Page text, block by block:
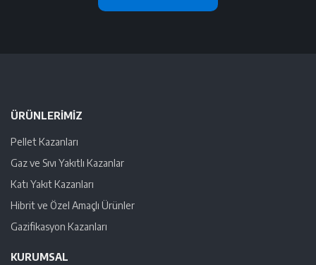
ÜRÜNLERIMIZ
Pellet Kazanları
Gaz ve Sıvı Yakıtlı Kazanlar
Katı Yakıt Kazanları
Hibrit ve Özel Amaçlı Ürünler
Gazifikasyon Kazanları
KURUMSAL